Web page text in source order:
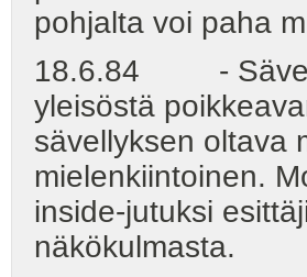
pohjalta voi paha
18.6.84 -
yleisöstä
sävellyksen oltava
mielenkiintoinen.
inside-jutuksi
näkökulmasta.